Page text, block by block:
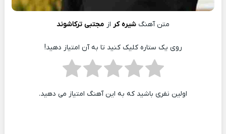
متن آهنگ شیره کر از مجتبی ترکاشوند
روی یک ستاره کلیک کنید تا به آن امتیاز دهید!
اولین نفری باشید که به این آهنگ امتیاز می دهید.